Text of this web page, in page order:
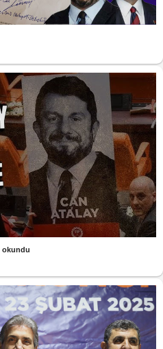
okundu